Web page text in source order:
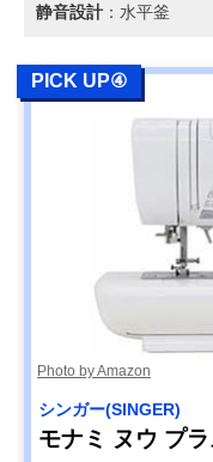
静音設計 ：水平釜
PICK UP④
Photo by Amazon
シンガー(SINGER)
モナミ ヌウ プ